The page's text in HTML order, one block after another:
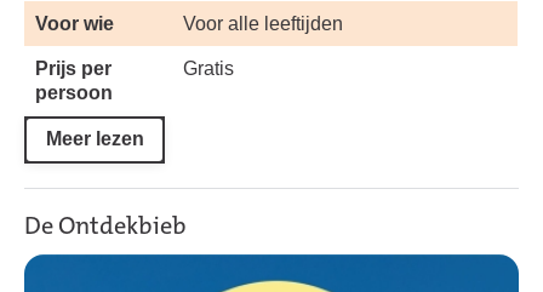
Voor wie Voor alle leeftijden
Prijs per
persoon
Gratis
Meer lezen
De Ontdekbieb